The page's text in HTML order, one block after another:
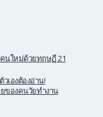
นใหม่ด้วยทฤษฏี 21
เองต้องอ่าน!
ของคนวัยทำงาน